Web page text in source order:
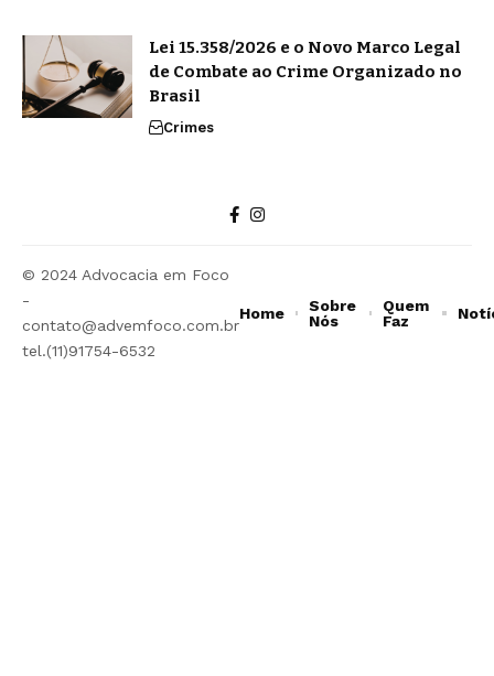
Lei 15.358/2026 e o Novo Marco Legal
de Combate ao Crime Organizado no
Brasil
Crimes
© 2024 Advocacia em Foco
-
contato@advemfoco.com.br
tel.(11)91754-6532
Home
Sobre
Nós
Quem
Faz